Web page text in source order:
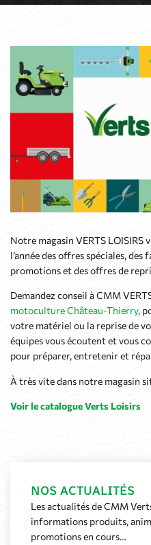
Notre magasin VERTS LOISIRS
l’année des offres spéciales,
promotions et des offres de
Demandez conseil à CMM
motoculture Château-Thierry,
votre matériel ou la reprise de
équipes vous écoutent et vous
pour préparer, entretenir et
À très vite dans notre magasin
Voir le catalogue Verts Loisirs
NOS ACTUALITÉS
Les actualités de CMM
informations produits,
promotions en cours…